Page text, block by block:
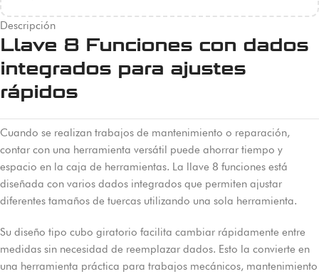
Descripción
Llave 8 Funciones con dados
integrados para ajustes
rápidos
Cuando se realizan trabajos de mantenimiento o reparación,
contar con una herramienta versátil puede ahorrar tiempo y
espacio en la caja de herramientas. La llave 8 funciones está
diseñada con varios dados integrados que permiten ajustar
diferentes tamaños de tuercas utilizando una sola herramienta.
Su diseño tipo cubo giratorio facilita cambiar rápidamente entre
medidas sin necesidad de reemplazar dados. Esto la convierte en
una herramienta práctica para trabajos mecánicos, mantenimiento